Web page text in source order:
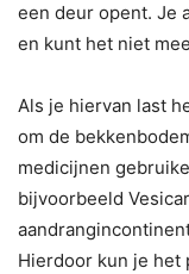
een deur opent. Je
en kunt het niet
Als je hiervan last
om de
medicijnen
bijvoorbeeld
Hierdoor kun je het